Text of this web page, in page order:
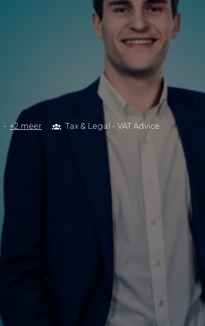
• +2 meer Tax & Legal - VAT Advice